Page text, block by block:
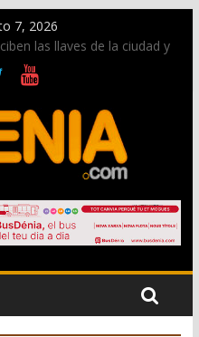
7, 2026
las llaves de la ciudad y
Segunda Entraeta Festera
más de 50.000 imágenes
la calle Marqués de
Cristiana
durante agosto a
en los Jardins de